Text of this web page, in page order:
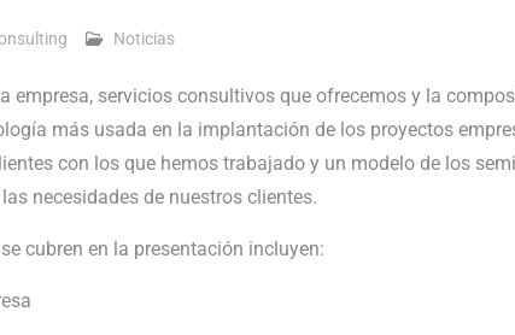
Noticias
empresa, servicios consultivos que ofrecemos y la
más usada en la implantación de los proyectos
con los que hemos trabajado y un modelo de los
necesidades de nuestros clientes.
cubren en la presentación incluyen: